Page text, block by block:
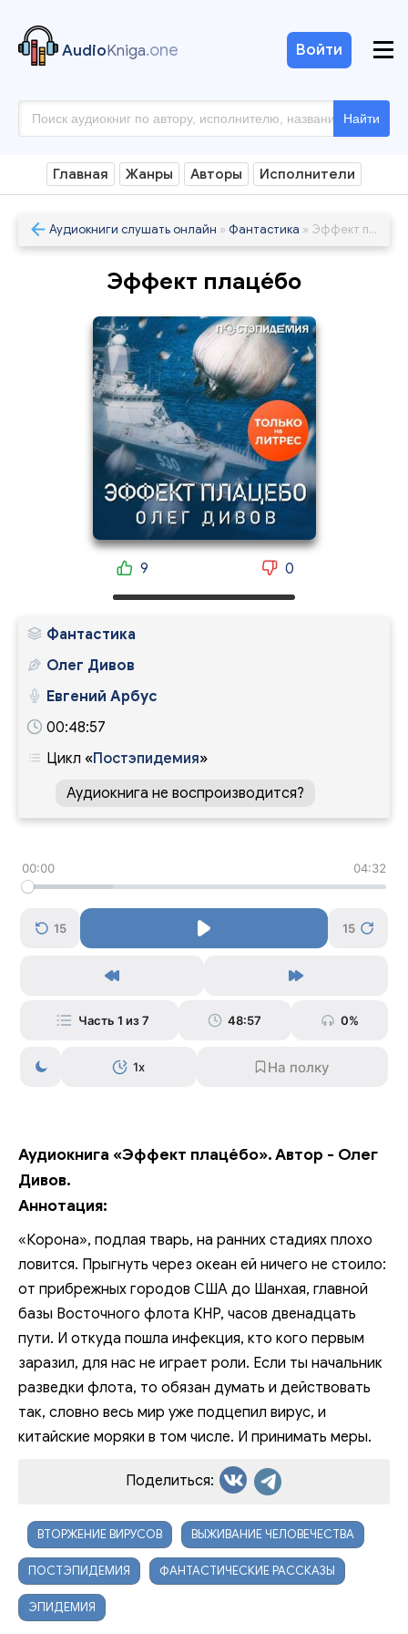
AudioKniga.one
Найти
Войти
Главная Жанры Авторы Исполнители
Аудиокниги слушать онлайн » Фантастика » Эффект плаце́бо
Эффект плаце́бо
9 0
Фантастика
Олег Дивов
Евгений Арбус
00:48:57
Цикл «Постэпидемия»
Аудиокнига не воспроизводится?
00:00 04:32
15 15
Часть 1 из 7 48:57 0%
1x
Аудиокнига «Эффект плаце́бо». Автор - Олег
Дивов.
Аннотация:
«Корона», подлая тварь, на ранних стадиях плохо
ловится. Прыгнуть через океан ей ничего не стоило:
от прибрежных городов США до Шанхая, главной
базы Восточного флота КНР, часов двенадцать
пути. И откуда пошла инфекция, кто кого первым
заразил, для нас не играет роли. Если ты начальник
разведки флота, то обязан думать и действовать
так, словно весь мир уже подцепил вирус, и
китайские моряки в том числе. И принимать меры.
Поделиться:
ВТОРЖЕНИЕ ВИРУСОВ ВЫЖИВАНИЕ ЧЕЛОВЕЧЕСТВА
ПОСТЭПИДЕМИЯ ФАНТАСТИЧЕСКИЕ РАССКАЗЫ
ЭПИДЕМИЯ